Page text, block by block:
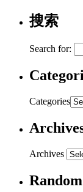
搜索
Search for:
Categories
Archives